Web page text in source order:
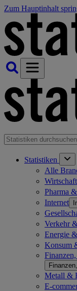
Zum Hauptinhalt
Statistiken
Alle
Pharma
Internet
Verkehr
Energie
Konsum
Metall &
E-